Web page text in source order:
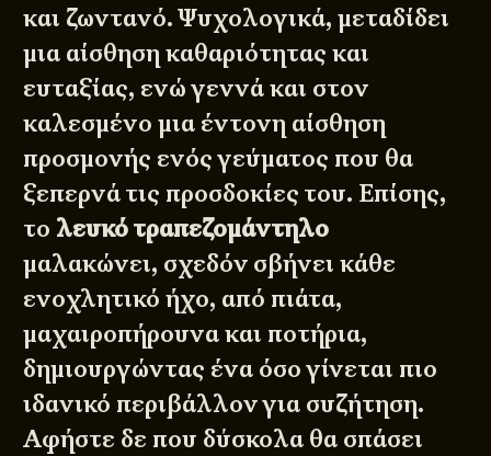
και ζωντανό. Ψυχολογικά, μεταδίδει
μια αίσθηση καθαριότητας και
ευταξίας, ενώ γεννά και στον
καλεσμένο μια έντονη αίσθηση
προσμονής ενός γεύματος που θα
ξεπερνά τις προσδοκίες του. Επίσης,
το λευκό τραπεζομάντηλο
μαλακώνει, σχεδόν σβήνει κάθε
ενοχλητικό ήχο, από πιάτα,
μαχαιροπήρουνα και ποτήρια,
δημιουργώντας ένα όσο γίνεται πιο
ιδανικό περιβάλλον για συζήτηση.
Αφήστε δε που δύσκολα θα σπάσει